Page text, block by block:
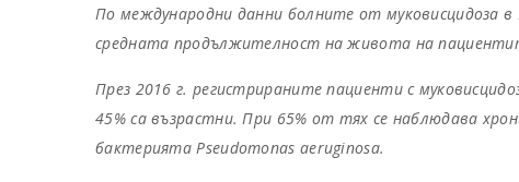
По международни данни болните от муковисцидоза
средната продължителност на живота на
През 2016 г. регистрираните пациенти с
45% са възрастни. При 65% от тях се наблюдава
бактерията Pseudomonas aeruginosa.